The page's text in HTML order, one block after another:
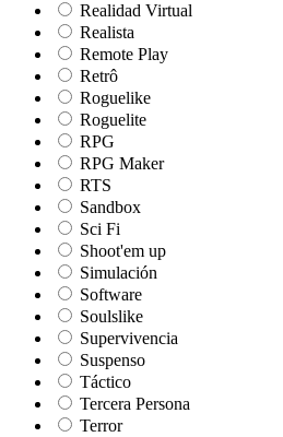
Realidad Virtual
Realista
Remote Play
Retrô
Roguelike
Roguelite
RPG
RPG Maker
RTS
Sandbox
Sci Fi
Shoot'em up
Simulación
Software
Soulslike
Supervivencia
Suspenso
Táctico
Tercera Persona
Terror